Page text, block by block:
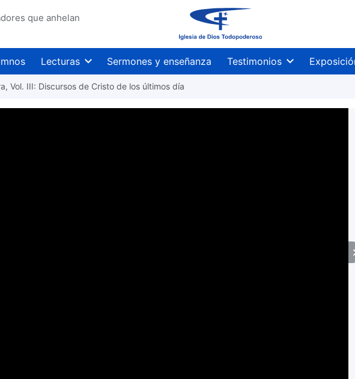
que anhelan
Lecturas Sermones y enseñanza Testimonios
Vol. III: Discursos de Cristo de los últimos día